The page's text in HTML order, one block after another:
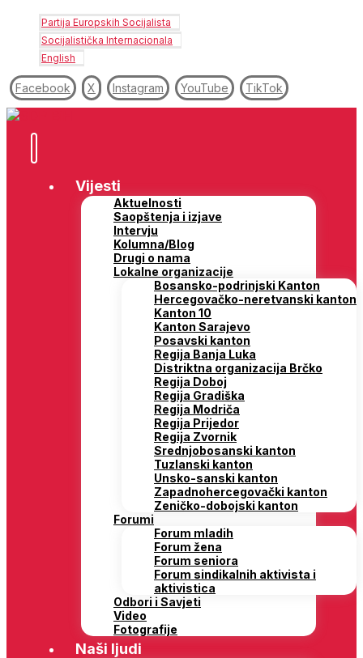
Partija Europskih Socijalista
Socijalistička Internacionala
English
Facebook X Instagram YouTube TikTok
Vijesti
Aktuelnosti
Saopštenja i izjave
Intervju
Kolumna/Blog
Drugi o nama
Lokalne organizacije
Bosansko-podrinjski Kanton
Hercegovačko-neretvanski kanton
Kanton 10
Kanton Sarajevo
Posavski kanton
Regija Banja Luka
Distriktna organizacija Brčko
Regija Doboj
Regija Gradiška
Regija Modriča
Regija Prijedor
Regija Zvornik
Srednjobosanski kanton
Tuzlanski kanton
Unsko-sanski kanton
Zapadnohercegovački kanton
Zeničko-dobojski kanton
Forumi
Forum mladih
Forum žena
Forum seniora
Forum sindikalnih aktivista i
aktivistica
Odbori i Savjeti
Video
Fotografije
Naši ljudi